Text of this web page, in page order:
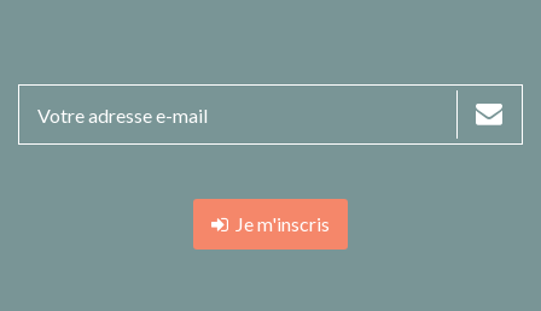
Je m'inscris